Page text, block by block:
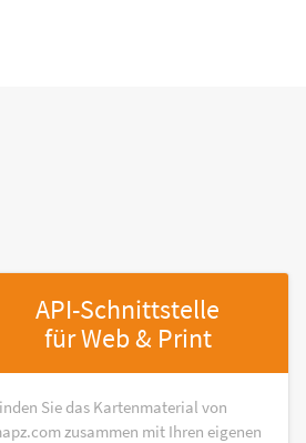
API-Schnittstelle
für Web & Print
Sie das Kartenmaterial von
zusammen mit Ihren eigenen